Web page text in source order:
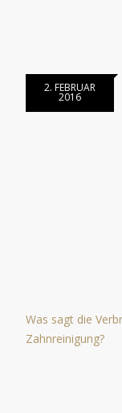
2. FEBRUAR
2016
Was sagt die
Zahnreinigung?